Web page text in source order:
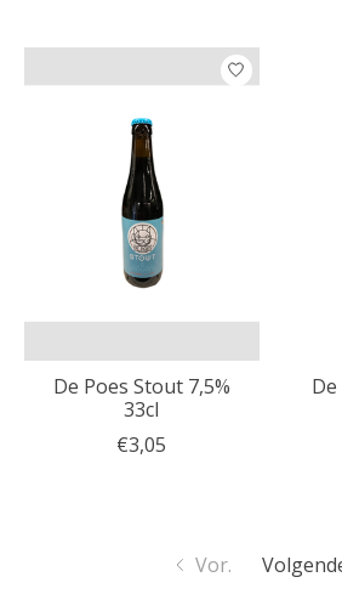
De Poes Stout 7,5%
33cl
€3,05
Vor.